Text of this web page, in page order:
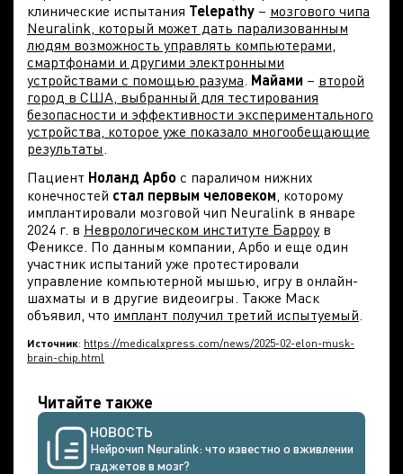
клинические испытания Telepathy – мозгового чипа
Neuralink, который может дать парализованным
людям возможность управлять компьютерами,
смартфонами и другими электронными
устройствами с помощью разума Майами – второй
город в США, выбранный для тестирования
безопасности и эффективности экспериментального
устройства, которое уже показало многообещающие
результаты
Пациент Ноланд Арбо с параличом нижних
конечностей стал первым человеком , которому
имплантировали мозговой чип Neuralink в январе
2024 г. в Неврологическом институте Барроу в
Фениксе. По данным компании, Арбо и еще один
участник испытаний уже протестировали
управление компьютерной мышью, игру в онлайн-
шахматы и в другие видеоигры. Также Маск
объявил, что имплант получил третий испытуемый
Источник: https://medicalxpress.com/news/2025-02-elon-musk-
brain-chip.html
Читайте также
НОВОСТЬ
Нейрочип Neuralink: что известно о вживлении
гаджетов в мозг?